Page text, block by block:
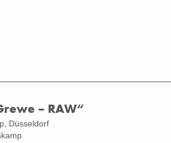
– RAW“
Düsseldorf